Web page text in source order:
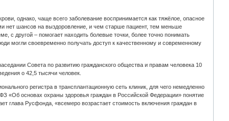
однако, чаще всего заболевание воспринимается как тяжёлое, опасное
нет шансов на выздоровление, и чем старше пациент, тем меньше
с другой – помогает находить болевые точки, более точно понимать
могли своевременно получать доступ к качественному и современному
Совета по развитию гражданского общества и правам человека 10
о 42,5 тысячи человек.
регистра в трансплантационную сеть клиник, для чего немедленно
«Об основах охраны здоровья граждан в Российской Федерации» понятие
глава Русфонда, «всемеро возрастает стоимость включения граждан в